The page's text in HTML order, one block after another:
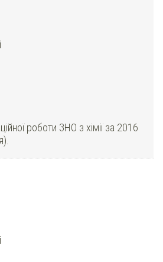
роботи ЗНО з хімії за 2016